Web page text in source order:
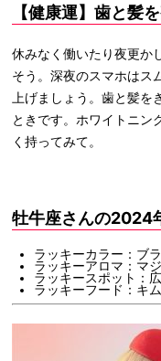
【健康運】歯と髪
休みなく働いたり夜更か
そう。深夜のスマホはス
上げましょう。歯と髪を
ときです。ホワイトニン
く持ってみて。
牡牛座さんの2024
ラッキーカラー：ブ
ラッキーアロマ：マ
ラッキースポット：
ラッキーフード：キ